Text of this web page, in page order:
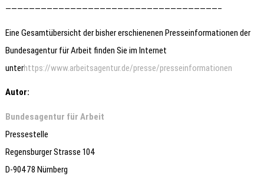
————————————————————————————————————–
Eine Gesamtübersicht der bisher erschienenen Presseinformationen der
Bundesagentur für Arbeit finden Sie im Internet
unterhttps://www.arbeitsagentur.de/presse/presseinformationen
Autor:
Bundesagentur für Arbeit
Pressestelle
Regensburger Strasse 104
D-90478 Nürnberg